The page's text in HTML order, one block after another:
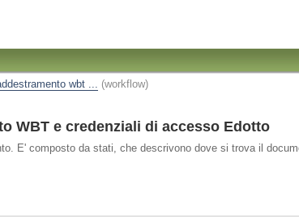
wbt ... (workflow)
WBT e credenziali di accesso Edotto
E' composto da stati, che descrivono dove si trova il